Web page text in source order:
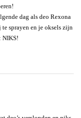
dag als deo Rexona
sprayen en je oksels zijn
NIKS!